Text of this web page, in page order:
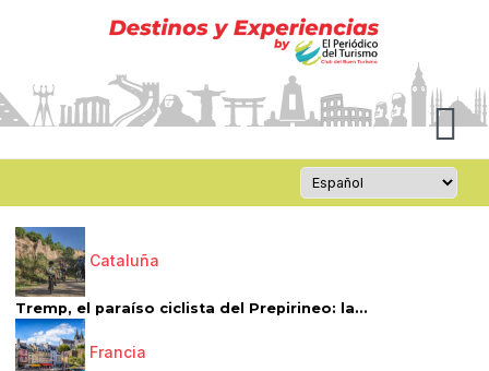
Cataluña
Tremp, el paraíso ciclista del Prepirineo: la...
Francia